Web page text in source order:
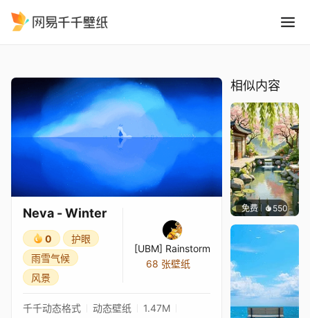
Neva - Winter
0
护眼
雨雪气候
风景
[UBM] Rainstorm
68 张壁纸
千千动态格式 动态壁纸
1.47M
相似内容
免费 550渔小小